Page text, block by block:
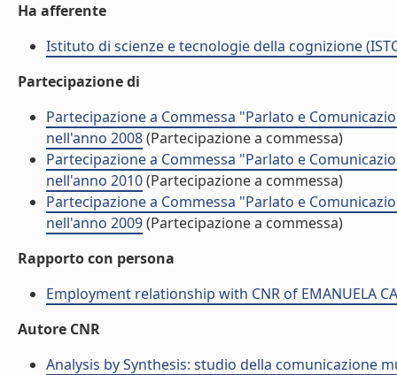
Ha afferente
Istituto di scienze e tecnologie della cognizione
Partecipazione di
Partecipazione a Commessa "Parlato e
nell'anno 2008(Partecipazione a commessa)
Partecipazione a Commessa "Parlato e
nell'anno 2010(Partecipazione a commessa)
Partecipazione a Commessa "Parlato e
nell'anno 2009(Partecipazione a commessa)
Rapporto con persona
Employment relationship with CNR of EMANUELA
Autore CNR
Analysis by Synthesis: studio della comunicazione